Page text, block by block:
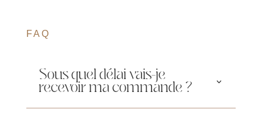
FAQ
Sous quel délai vais-je
recevoir ma commande ?